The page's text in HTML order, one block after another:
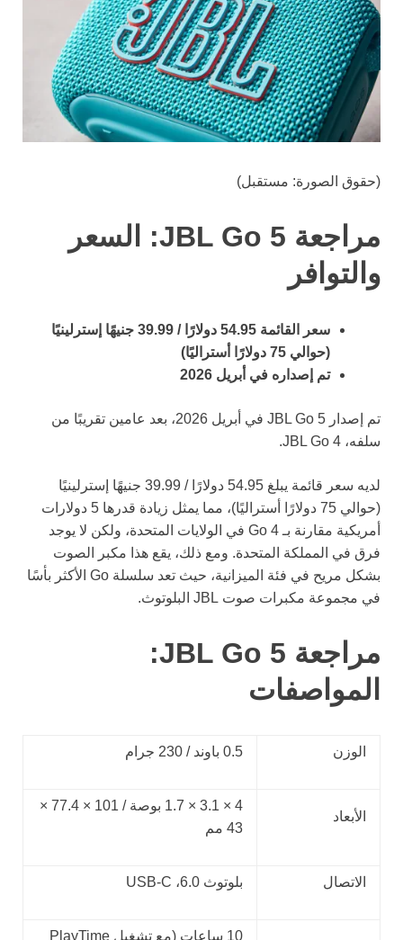
(حقوق الصورة: مستقبل)
مراجعة JBL Go 5: السعر
والتوافر
سعر القائمة 54.95 دولارًا / 39.99 جنيهًا إسترلينيًا
(حوالي 75 دولارًا أستراليًا)
تم إصداره في أبريل 2026
تم إصدار JBL Go 5 في أبريل 2026، بعد عامين تقريبًا من
سلفه، JBL Go 4.
لديه سعر قائمة يبلغ 54.95 دولارًا / 39.99 جنيهًا إسترلينيًا
(حوالي 75 دولارًا أستراليًا)، مما يمثل زيادة قدرها 5 دولارات
أمريكية مقارنة بـ Go 4 في الولايات المتحدة، ولكن لا يوجد
فرق في المملكة المتحدة. ومع ذلك، يقع هذا مكبر الصوت
بشكل مريح في فئة الميزانية، حيث تعد سلسلة Go الأكثر بأسًا
في مجموعة مكبرات صوت JBL البلوتوث.
مراجعة JBL Go 5:
المواصفات
الوزن 0.5 باوند / 230 جرام
الأبعاد
4 × 3.1 × 1.7 بوصة / 101 × 77.4 ×
43 مم
الاتصال بلوتوث 6.0، USB-C
10 ساعات (مع تشغيل PlayTime